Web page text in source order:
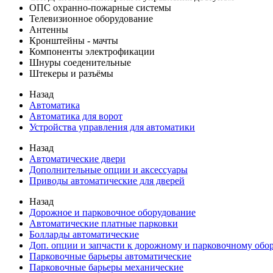
ОПС охранно-пожарные системы
Телевизионное оборудование
Антенны
Кронштейны - мачты
Компоненты электрофикации
Шнуры соеденительные
Штекеры и разъёмы
Назад
Автоматика
Автоматика для ворот
Устройства управления для автоматики
Назад
Автоматические двери
Дополнительные опции и аксессуары
Приводы автоматические для дверей
Назад
Дорожное и парковочное оборудование
Автоматические платные парковки
Болларды автоматические
Доп. опции и запчасти к дорожному и парковочному
Парковочные барьеры автоматические
Парковочные барьеры механические